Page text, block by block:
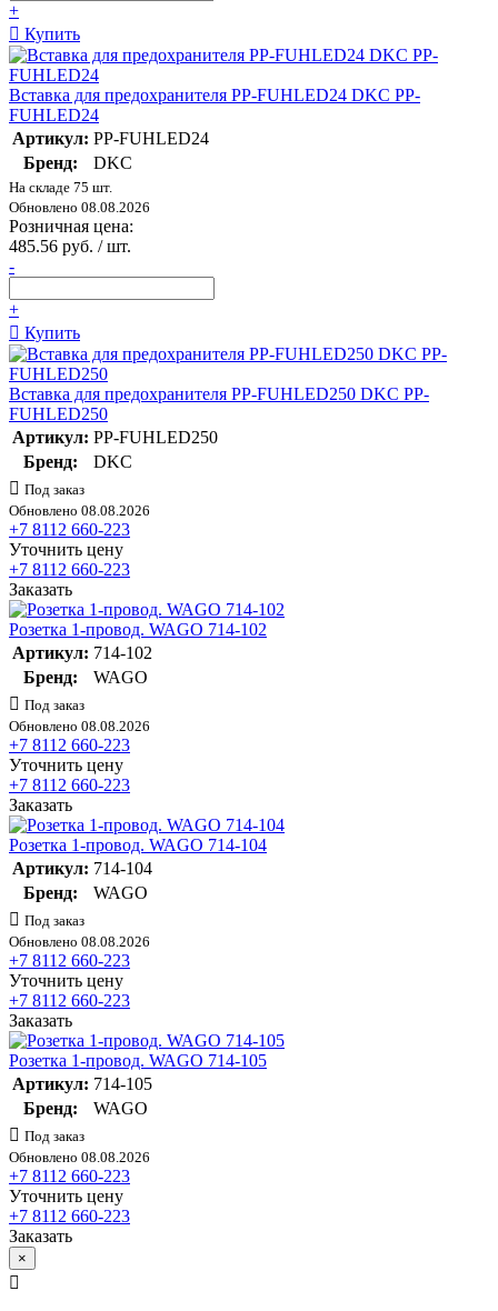
+
Купить
Вставка для предохранителя PP-FUHLED24 DKC PP-
FUHLED24
Артикул: PP-FUHLED24
Бренд:
DKC
На складе 75 шт.
Обновлено 08.08.2026
Розничная цена:
485.56 руб. / шт.
-
+
Купить
Вставка для предохранителя PP-FUHLED250 DKC PP-
FUHLED250
Артикул: PP-FUHLED250
Бренд:
DKC
Под заказ
Обновлено 08.08.2026
+7 8112 660-223
Уточнить цену
+7 8112 660-223
Заказать
Розетка 1-провод. WAGO 714-102
Артикул: 714-102
Бренд:
WAGO
Под заказ
Обновлено 08.08.2026
+7 8112 660-223
Уточнить цену
+7 8112 660-223
Заказать
Розетка 1-провод. WAGO 714-104
Артикул: 714-104
Бренд:
WAGO
Под заказ
Обновлено 08.08.2026
+7 8112 660-223
Уточнить цену
+7 8112 660-223
Заказать
Розетка 1-провод. WAGO 714-105
Артикул: 714-105
Бренд:
WAGO
Под заказ
Обновлено 08.08.2026
+7 8112 660-223
Уточнить цену
+7 8112 660-223
Заказать
×